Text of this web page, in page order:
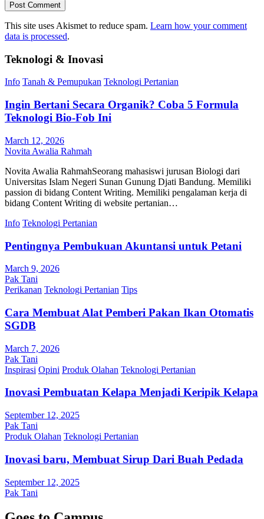
This site uses Akismet to reduce spam. Learn how your comment
data is processed.
Teknologi & Inovasi
Info Tanah & Pemupukan Teknologi Pertanian
Ingin Bertani Secara Organik? Coba 5 Formula
Teknologi Bio-Fob Ini
March 12, 2026
Novita Awalia Rahmah
Novita Awalia RahmahSeorang mahasiswi jurusan Biologi dari
Universitas Islam Negeri Sunan Gunung Djati Bandung. Memiliki
passion di bidang Content Writing. Memiliki pengalaman kerja di
bidang Content Writing di website pertanian…
Info Teknologi Pertanian
Pentingnya Pembukuan Akuntansi untuk Petani
March 9, 2026
Pak Tani
Perikanan Teknologi Pertanian Tips
Cara Membuat Alat Pemberi Pakan Ikan Otomatis
SGDB
March 7, 2026
Pak Tani
Inspirasi Opini Produk Olahan Teknologi Pertanian
Inovasi Pembuatan Kelapa Menjadi Keripik Kelapa
September 12, 2025
Pak Tani
Produk Olahan Teknologi Pertanian
Inovasi baru, Membuat Sirup Dari Buah Pedada
September 12, 2025
Pak Tani